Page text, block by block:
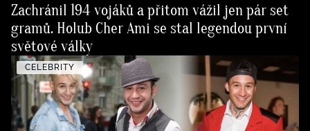
Zachránil 194 vojáků a přitom vážil jen pár set
gramů. Holub Cher Ami se stal legendou první
světové války
CELEBRITY